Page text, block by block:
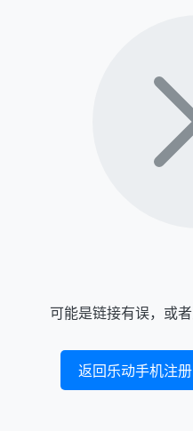
可能是链接有误，或
返回乐动手机注册